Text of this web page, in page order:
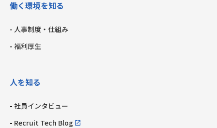
働く環境を知る
人事制度・仕組み
福利厚生
人を知る
社員インタビュー
Recruit Tech Blog